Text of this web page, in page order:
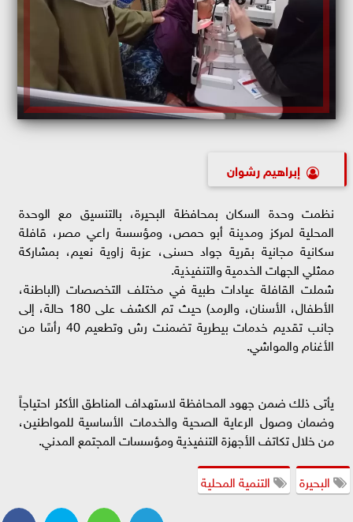
إبراهيم رشوان
نظمت وحدة السكان بمحافظة البحيرة، بالتنسيق مع الوحدة
المحلية لمركز ومدينة أبو حمص، ومؤسسة راعي مصر، قافلة
سكانية مجانية بقرية جواد حسنى، عزبة زاوية نعيم، بمشاركة
ممثلي الجهات الخدمية والتنفيذية.
شملت القافلة عيادات طبية في مختلف التخصصات (الباطنة،
الأطفال، الأسنان، والرمد) حيث تم الكشف على 180 حالة، إلى
جانب تقديم خدمات بيطرية تضمنت رش وتطعيم 40 رأسًا من
الأغنام والمواشي.
يأتى ذلك ضمن جهود المحافظة لاستهداف المناطق الأكثر احتياجاً
وضمان وصول الرعاية الصحية والخدمات الأساسية للمواطنين،
من خلال تكاتف الأجهزة التنفيذية ومؤسسات المجتمع المدني.
البحيرة
التنمية المحلية